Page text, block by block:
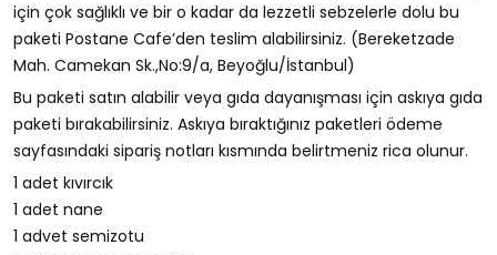
için çok sağlıklı ve bir o kadar da lezzetli sebzelerle dolu bu
paketi Postane Cafe’den teslim alabilirsiniz. (Bereketzade
Mah. Camekan Sk.,No:9/a, Beyoğlu/İstanbul)
Bu paketi satın alabilir veya gıda dayanışması için askıya gıda
paketi bırakabilirsiniz. Askıya bıraktığınız paketleri ödeme
sayfasındaki sipariş notları kısmında belirtmeniz rica olunur.
1 adet kıvırcık
1 adet nane
1 advet semizotu